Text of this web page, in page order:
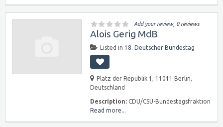
Add your review, 0 reviews
Alois Gerig MdB
Listed in 18. Deutscher Bundestag
Platz der Republik 1, 11011 Berlin,
Deutschland
Description: CDU/CSU-Bundestagsfraktion
Read more...